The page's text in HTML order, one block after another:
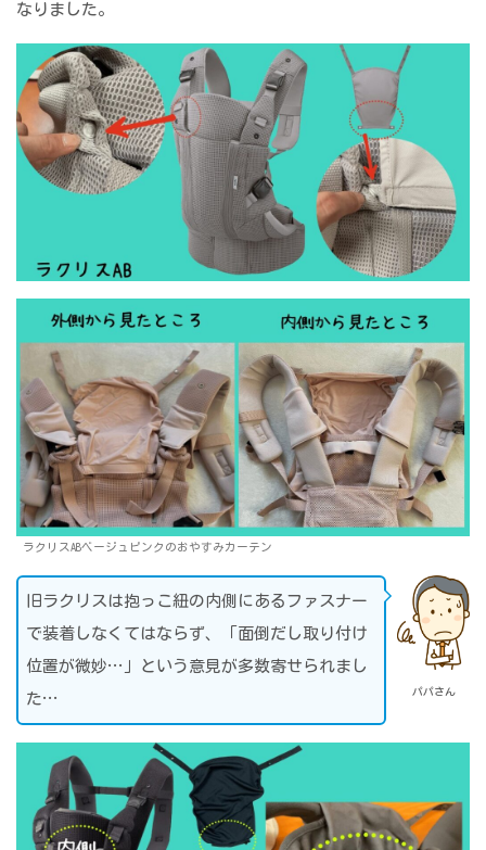
なりました。
ラクリスABベージュピンクのおやすみカーテン
パパさん
旧ラクリスは抱っこ紐の内側にあるファスナー
で装着しなくてはならず、「面倒だし取り付け
位置が微妙…」という意見が多数寄せられまし
た…